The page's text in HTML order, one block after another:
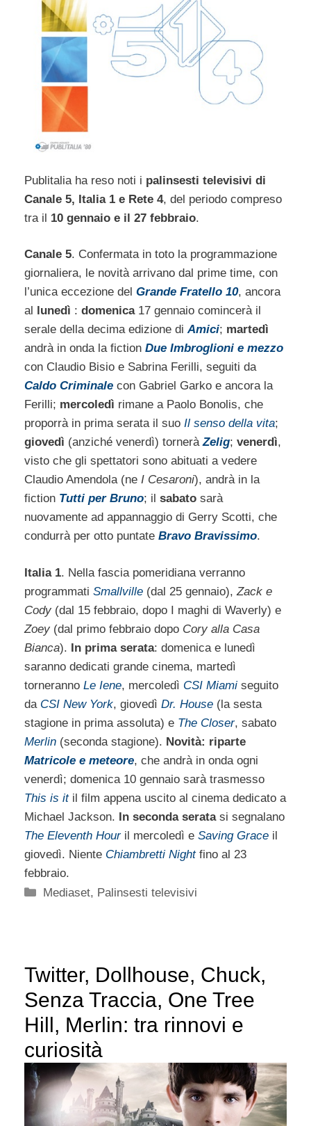
Publitalia ha reso noti i palinsesti televisivi di
Canale 5, Italia 1 e Rete 4, del periodo compreso
tra il 10 gennaio e il 27 febbraio.
Canale 5. Confermata in toto la programmazione
giornaliera, le novità arrivano dal prime time, con
l’unica eccezione del Grande Fratello 10, ancora
al
lunedì : domenica17 gennaio comincerà il
serale della decima edizione diAmici; martedì
andrà in onda la fiction Due Imbroglioni e mezzo
con Claudio Bisio e Sabrina Ferilli, seguiti da
Caldo Criminale con Gabriel Garko e ancora la
Ferilli; mercoledì rimane a Paolo Bonolis, che
proporrà in prima serata il suo Il senso della vita;
giovedì (anziché venerdì) torneràZelig; venerdì,
visto che gli spettatori sono abituati a vedere
Claudio Amendola (ne I Cesaroni), andrà in la
fiction Tutti per Bruno; il sabato sarà
nuovamente ad appannaggio di Gerry Scotti, che
condurrà per otto puntate Bravo Bravissimo.
Italia 1. Nella fascia pomeridiana verranno
programmati Smallville (dal 25 gennaio),Zack e
Cody (dal 15 febbraio, dopo I maghi di Waverly) e
Zoey (dal primo febbraio dopo Cory alla Casa
Bianca). In prima serata: domenica e lunedì
saranno dedicati grande cinema, martedì
torneranno Le Iene, mercoledì CSI Miami seguito
da CSI New York, giovedì Dr. House (la sesta
stagione in prima assoluta) e The Closer, sabato
Merlin (seconda stagione). Novità: riparte
Matricole e meteore, che andrà in onda ogni
venerdì; domenica 10 gennaio sarà trasmesso
This is itil film appena uscito al cinema dedicato a
Michael Jackson. In seconda seratasi segnalano
The Eleventh Houril mercoledì e Saving Grace il
giovedì. Niente Chiambretti Nightfino al 23
febbraio.
Categorie
Mediaset, Palinsesti televisivi
Twitter, Dollhouse, Chuck,
Senza Traccia, One Tree
Hill, Merlin: tra rinnovi e
curiosità